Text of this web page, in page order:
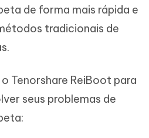
de forma mais rápida e
tradicionais de
Tenorshare ReiBoot para
seus problemas de